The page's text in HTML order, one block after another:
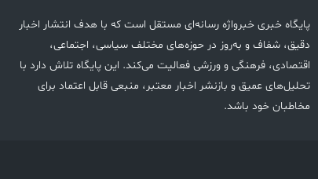
پایگاه خبری خبرواژه رسانه‌ای مستقل است که با هدف انتشار اخبار
دقیق، شفاف و به‌روز در حوزه‌های مختلف سیاسی، اجتماعی،
اقتصادی، فرهنگی و ورزشی فعالیت می‌کند. این پایگاه تلاش دارد با
تحلیل‌های عمیق و بازنشر اخبار معتبر، منبعی قابل اعتماد برای
مخاطبان خود باشد.